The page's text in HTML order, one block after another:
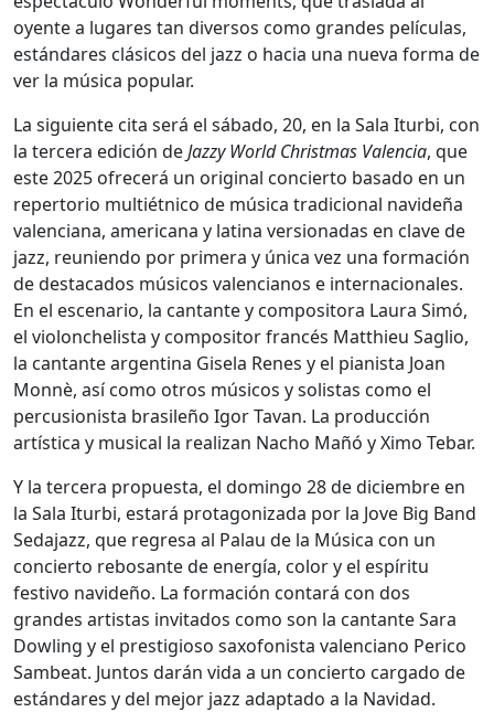
oyente a lugares tan diversos como grandes películas,
estándares clásicos del jazz o hacia una nueva forma de
ver la música popular.
La siguiente cita será el sábado, 20, en la Sala Iturbi, con
la tercera edición deJazzy World Christmas Valencia, que
este 2025 ofrecerá un original concierto basado en un
repertorio multiétnico de música tradicional navideña
valenciana, americana y latina versionadas en clave de
jazz, reuniendo por primera y única vez una formación
de destacados músicos valencianos e internacionales.
En el escenario, la cantante y compositora Laura Simó,
el violonchelista y compositor francés Matthieu Saglio,
la cantante argentina Gisela Renes y el pianista Joan
Monnè, así como otros músicos y solistas como el
percusionista brasileño Igor Tavan. La producción
artística y musical la realizan Nacho Mañó y Ximo Tebar.
Y la tercera propuesta, el domingo 28 de diciembre en
la Sala Iturbi, estará protagonizada por la Jove Big Band
Sedajazz, que regresa al Palau de la Música con un
concierto rebosante de energía, color y el espíritu
festivo navideño. La formación contará con dos
grandes artistas invitados como son la cantante Sara
Dowling y el prestigioso saxofonista valenciano Perico
Sambeat. Juntos darán vida a un concierto cargado de
estándares y del mejor jazz adaptado a la Navidad.